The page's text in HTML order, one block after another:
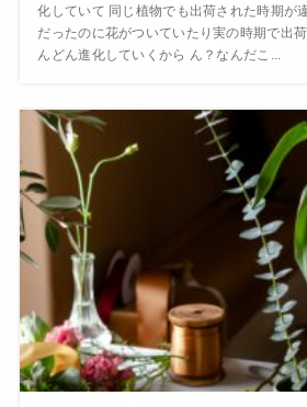
化していて 同じ植物でも出荷された時期が
だったのに花がついていたり実の時期で出
んどん進化していくから ん？なんだこ...